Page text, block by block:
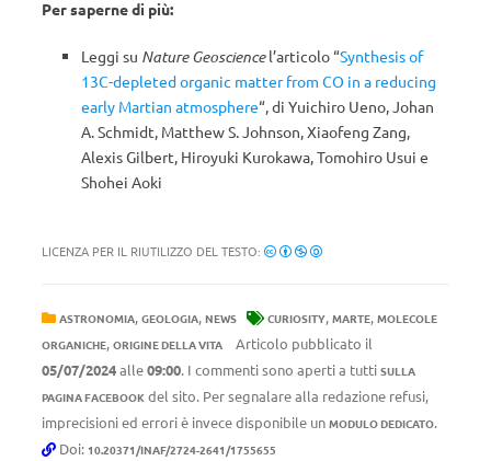
Per saperne di più:
Leggi su Nature Geosciencel’articolo “Synthesis of
13C-depleted organic matter from CO in a reducing
early Martian atmosphere“, di Yuichiro Ueno, Johan
A. Schmidt, Matthew S. Johnson, Xiaofeng Zang,
Alexis Gilbert, Hiroyuki Kurokawa, Tomohiro Usui e
Shohei Aoki
LICENZA PER IL RIUTILIZZO DEL TESTO:
ASTRONOMIA, GEOLOGIA, NEWS CURIOSITY, MARTE, MOLECOLE
ORGANICHE, ORIGINE DELLA VITA
Articolo pubblicato il
05/07/2024alle09:00. I commenti sono aperti a tutti SULLA
PAGINA FACEBOOK del sito. Per segnalare alla redazione refusi,
imprecisioni ed errori è invece disponibile un MODULO DEDICATO.
Doi: 10.20371/INAF/2724-2641/1755655